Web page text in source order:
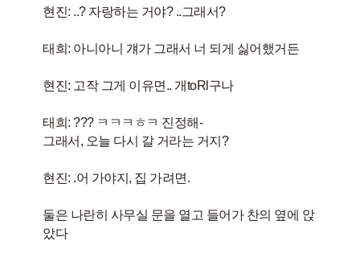
현진: ..? 자랑하는 거야? ..그래서?
태희: 아니아니 걔가 그래서 너 되게 싫어했거든
현진: 고작 그게 이유면.. 개toRl구나
태희: ??? ㅋㅋㅋㅎㅋ 진정해-
그래서, 오늘 다시 갈 거라는 거지?
현진: .어 가야지, 집 가려면.
둘은 나란히 사무실 문을 열고 들어가 찬의 옆에 앉
았다